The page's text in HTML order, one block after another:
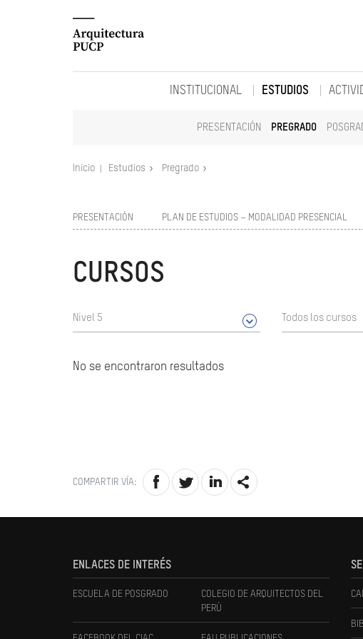
INSTITUCIONAL ESTUDIOS
PRESENTACIÓN PREGRADO
Inicio Estudios Pregrado
PRESENTACIÓN PLAN DE ESTUDIOS – MODALIDAD PRESENCIAL
CURSOS
Nivel 5 Todos los cursos
No se encontraron resultados
COMPARTIR VÍA:
ENLACES DE INTERÉS
ESCUELA DE POSGRADO
COLEGIO DE ARQUITECTOS DEL
PERÚ